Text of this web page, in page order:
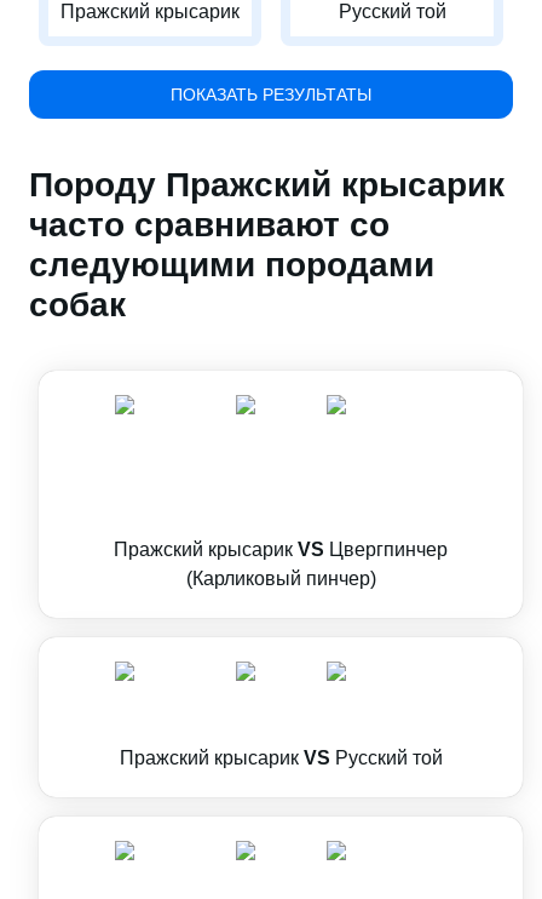
Пражский крысарик Русский той
ПОКАЗАТЬ РЕЗУЛЬТАТЫ
Породу Пражский крысарик
часто сравнивают со
следующими породами
собак
Пражский крысарик VS Цвергпинчер
(Карликовый пинчер)
Пражский крысарик VS Русский той